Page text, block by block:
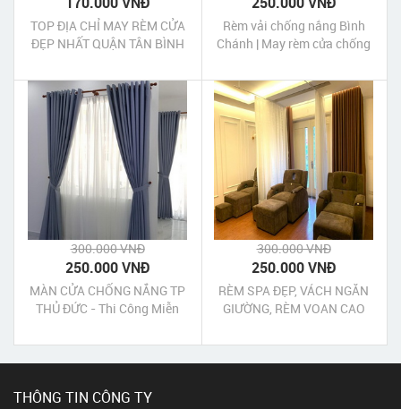
TOP ĐỊA CHỈ MAY RÈM CỬA
ĐẸP NHẤT QUẬN TÂN BÌNH
Rèm vải chống nắng Bình
Chánh | May rèm cửa chống
300.000 VNĐ
250.000 VNĐ
MÀN CỬA CHỐNG NẮNG TP
THỦ ĐỨC - Thi Công Miễn
300.000 VNĐ
250.000 VNĐ
RÈM SPA ĐẸP, VÁCH NGĂN
GIƯỜNG, RÈM VOAN CAO
THÔNG TIN CÔNG TY